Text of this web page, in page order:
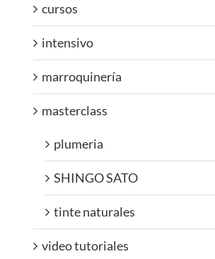
cursos
intensivo
marroquinería
masterclass
plumeria
SHINGO SATO
tinte naturales
video tutoriales